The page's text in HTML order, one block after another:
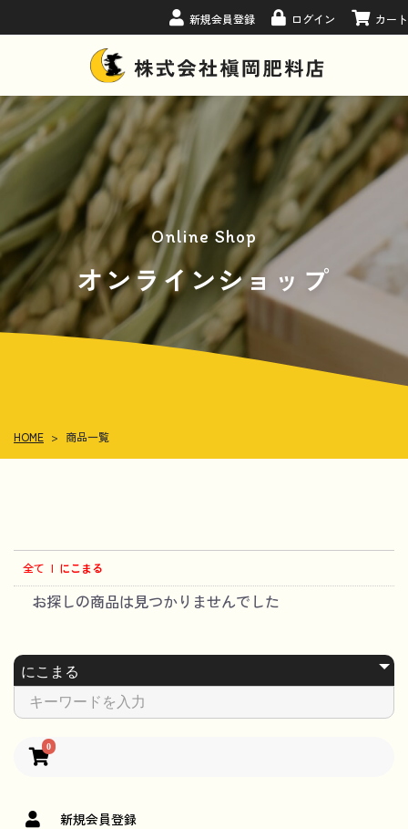
新規会員登録 ログイン カート
Online Shop
オンラインショップ
HOME > 商品一覧
0
新規会員登録
全て | にこまる
お探しの商品は見つかりませんでした